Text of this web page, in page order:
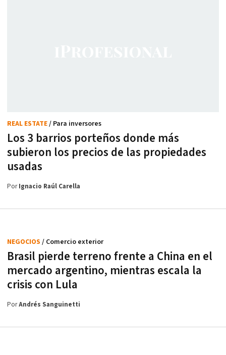
Los 3 barrios porteños donde más
subieron los precios de las propiedades
usadas
REAL ESTATE/ Para inversores
PorIgnacio Raúl Carella
Brasil pierde terreno frente a China en el
mercado argentino, mientras escala la
crisis con Lula
NEGOCIOS / Comercio exterior
PorAndrés Sanguinetti